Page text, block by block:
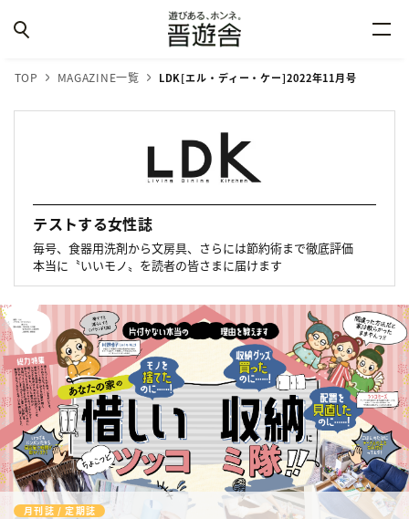
TOP MAGAZINE一覧 LDK[エル・ディー・ケー]2022年11月号
テストする女性誌
毎号、食器用洗剤から文房具、さらには節約術まで徹底評価
本当に〝いいモノ〟を読者の皆さまに届けます
月刊誌 / 定期誌